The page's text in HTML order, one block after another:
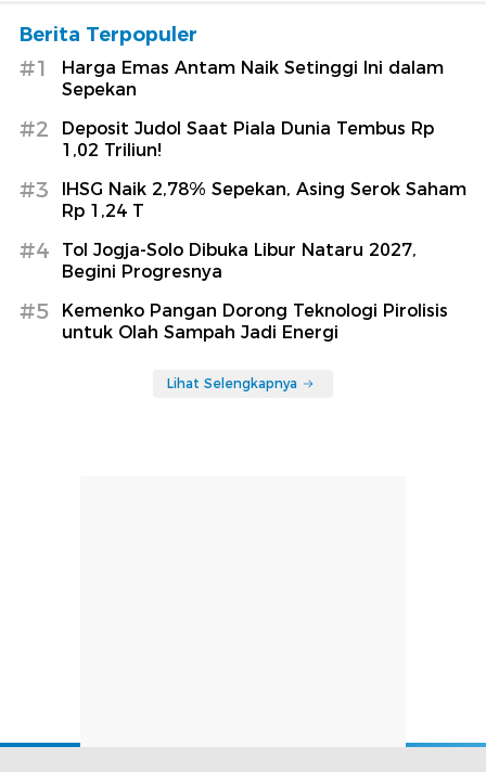
Berita Terpopuler
#1
Harga Emas Antam Naik Setinggi Ini dalam
Sepekan
#2
Deposit Judol Saat Piala Dunia Tembus Rp
1,02 Triliun!
#3
IHSG Naik 2,78% Sepekan, Asing Serok Saham
Rp 1,24 T
#4
Tol Jogja-Solo Dibuka Libur Nataru 2027,
Begini Progresnya
#5
Kemenko Pangan Dorong Teknologi Pirolisis
untuk Olah Sampah Jadi Energi
Lihat Selengkapnya